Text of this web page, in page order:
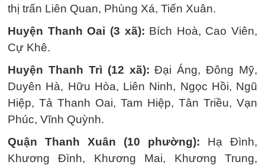
thị trấn Liên Quan, Phùng Xá, Tiến Xuân.
Huyện Thanh Oai (3 xã): Bích Hoà, Cao Viên,
Cự Khê.
Huyện Thanh Trì (12 xã): Đại Áng, Đông Mỹ,
Duyên Hà, Hữu Hòa, Liên Ninh, Ngọc Hồi, Ngũ
Hiệp, Tả Thanh Oai, Tam Hiệp, Tân Triều, Vạn
Phúc, Vĩnh Quỳnh.
Quận Thanh Xuân (10 phường): Hạ Đình,
Khương Đình, Khương Mai, Khương Trung,